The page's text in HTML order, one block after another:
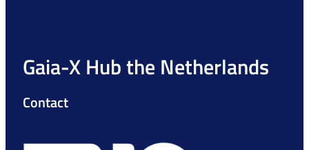
Gaia-X Hub the Netherlands
Contact